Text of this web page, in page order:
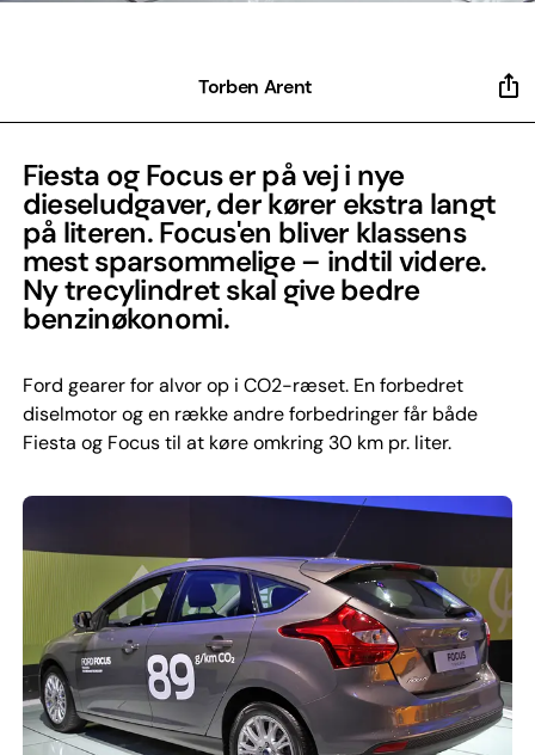
Torben Arent
Fiesta og Focus er på vej i nye
dieseludgaver, der kører ekstra langt
på literen. Focus'en bliver klassens
mest sparsommelige – indtil videre.
Ny trecylindret skal give bedre
benzinøkonomi.
Ford gearer for alvor op i CO2-ræset. En forbedret
diselmotor og en række andre forbedringer får både
Fiesta og Focus til at køre omkring 30 km pr. liter.